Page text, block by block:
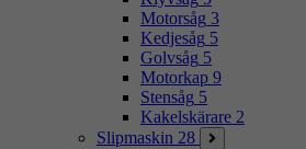
Motorsåg 3
Kedjesåg 5
Golvsåg 5
Motorkap 9
Stensåg 5
Kakelskärare 2
Slipmaskin 28